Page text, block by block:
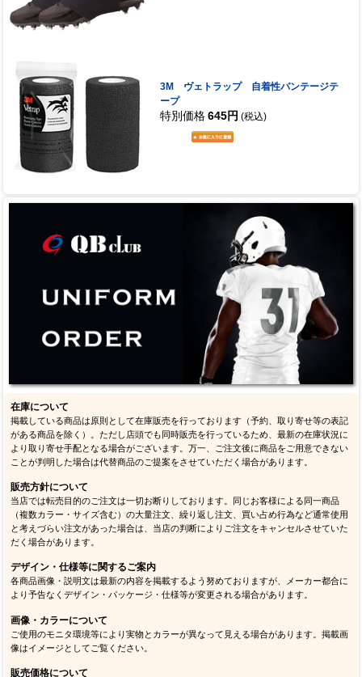
3M ヴェトラップ 自着性バンテージテ
ープ
特別価格 645円 (税込)
在庫について
掲載している商品は原則として在庫販売を行っております（予約、取り寄せ等の表記
がある商品を除く）。ただし店頭でも同時販売を行っているため、最新の在庫状況に
より取り寄せ手配となる場合がございます。万一、ご注文後に商品をご用意できない
ことが判明した場合は代替商品のご提案をさせていただく場合があります。
販売方針について
当店では転売目的のご注文は一切お断りしております。同じお客様による同一商品
（複数カラー・サイズ含む）の大量注文、繰り返し注文、買い占め行為など通常使用
と考えづらい注文があった場合は、当店の判断によりご注文をキャンセルさせていた
だく場合があります。
デザイン・仕様等に関するご案内
各商品画像・説明文は最新の内容を掲載するよう努めておりますが、メーカー都合に
より予告なくデザイン・パッケージ・仕様等が変更される場合があります。
画像・カラーについて
ご使用のモニタ環境等により実物とカラーが異なって見える場合があります。掲載画
像はイメージとしてご覧ください。
販売価格について